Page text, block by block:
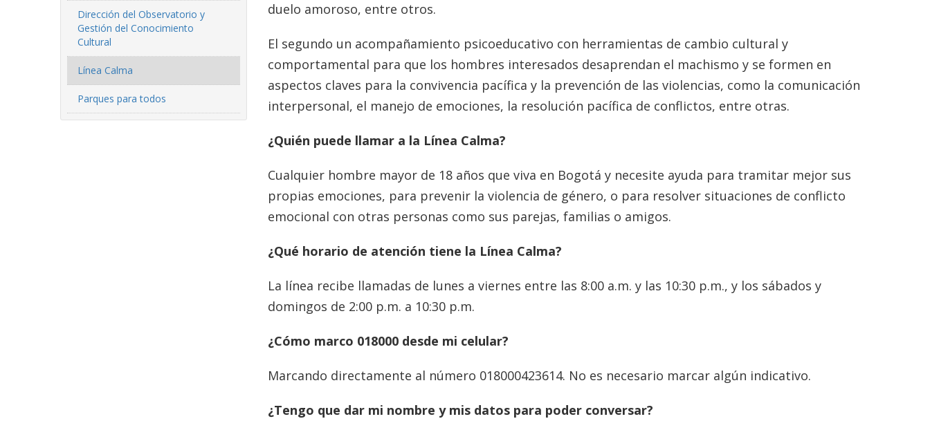
Dirección del Observatorio y
Gestión del Conocimiento
Cultural
Línea Calma
Parques para todos
duelo amoroso, entre otros.
El segundo un acompañamiento psicoeducativo con herramientas de cambio cultural y
comportamental para que los hombres interesados desaprendan el machismo y se formen en
aspectos claves para la convivencia pacífica y la prevención de las violencias, como la comunicación
interpersonal, el manejo de emociones, la resolución pacífica de conflictos, entre otras.
¿Quién puede llamar a la Línea Calma?
Cualquier hombre mayor de 18 años que viva en Bogotá y necesite ayuda para tramitar mejor sus
propias emociones, para prevenir la violencia de género, o para resolver situaciones de conflicto
emocional con otras personas como sus parejas, familias o amigos.
¿Qué horario de atención tiene la Línea Calma?
La línea recibe llamadas de lunes a viernes entre las 8:00 a.m. y las 10:30 p.m., y los sábados y
domingos de 2:00 p.m. a 10:30 p.m.
¿Cómo marco 018000 desde mi celular?
Marcando directamente al número 018000423614. No es necesario marcar algún indicativo.
¿Tengo que dar mi nombre y mis datos para poder conversar?